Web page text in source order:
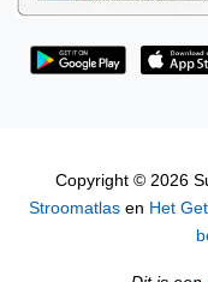
Copyright © 2026
Stroomatlasen Het